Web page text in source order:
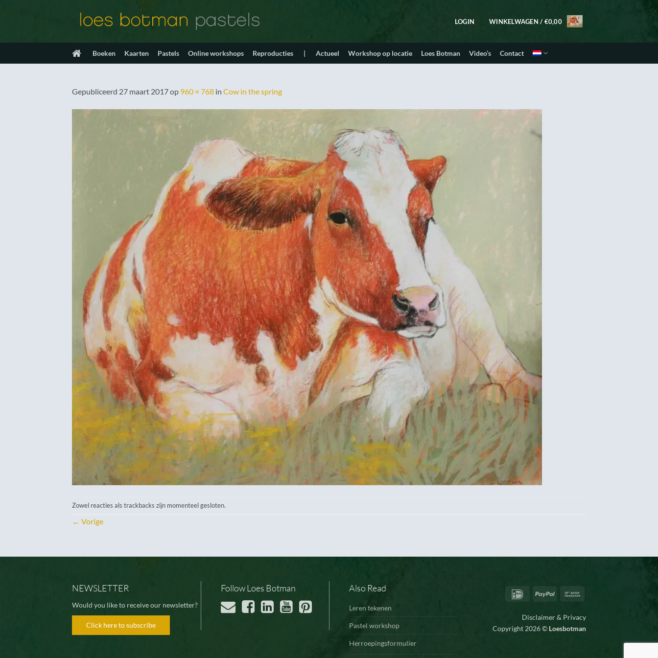
LOGIN WINKELWAGEN / €0,00
Boeken Kaarten Pastels Online workshops Reproducties | Actueel Workshop op locatie Loes Botman Video’s Contact
Gepubliceerd 27 maart 2017op 960 × 768 in Cow in the spring
Zowel reacties als trackbacks zijn momenteel gesloten.
← Vorige
NEWSLETTER
Would you like to receive our newsletter?
Click here to subscribe
Follow Loes Botman Also Read
Leren tekenen
Pastel workshop
Herroepingsformulier
IDeal PayPal
Disclaimer & Privacy
Copyright 2026 © Loesbotman